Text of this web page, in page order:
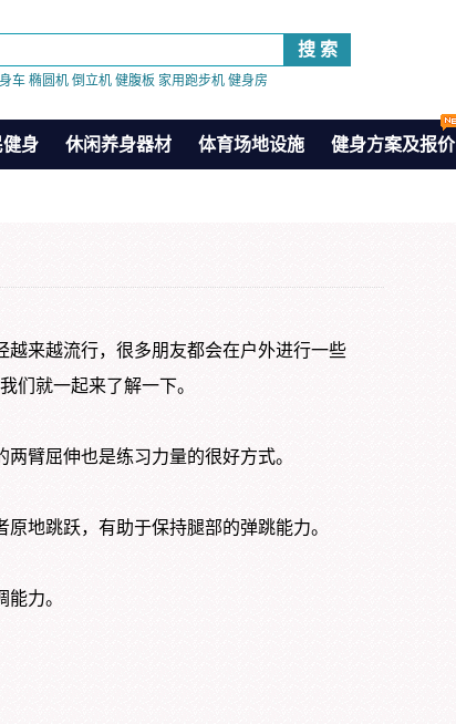
车椭圆机倒立机健腹板 家用跑步机健身房
身 休闲养身器材 体育场地设施 健身方案及报价
来越流行，很多朋友都会在户外进行一些
们就一起来了解一下。
臂屈伸也是练习力量的很好方式。
地跳跃，有助于保持腿部的弹跳能力。
力。